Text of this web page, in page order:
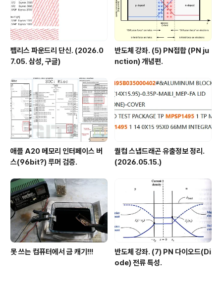
팹리스 파운드리 단신. (2026.0
7.05. 삼성, 구글)
반도체 강좌. (5) PN접합 (PN ju
nction) 개념편.
애플 A20 메모리 인터페이스 버
스(96bit?) 루머 검증.
퀄컴 스냅드래곤 유출정보 정리.
(2026.05.15.)
못 쓰는 컴퓨터에서 금 캐기!!!
반도체 강좌. (7) PN 다이오드(Di
ode) 전류 특성.